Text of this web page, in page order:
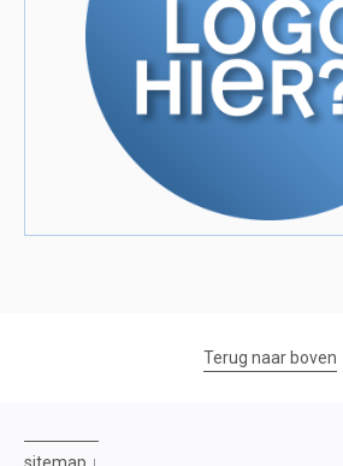
Terug naar boven
sitemap